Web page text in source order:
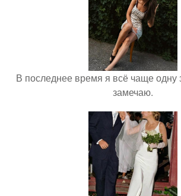
В последнее время я всё чаще одну
замечаю.